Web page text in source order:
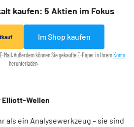
kaufen: 5 Aktien im Fokus
Im Shop kaufen
Mail. Außerdem können Sie gekaufte E-Paper in Ihrem Konto
herunterladen.
Wellen
als ein Analysewerkzeug – sie sind